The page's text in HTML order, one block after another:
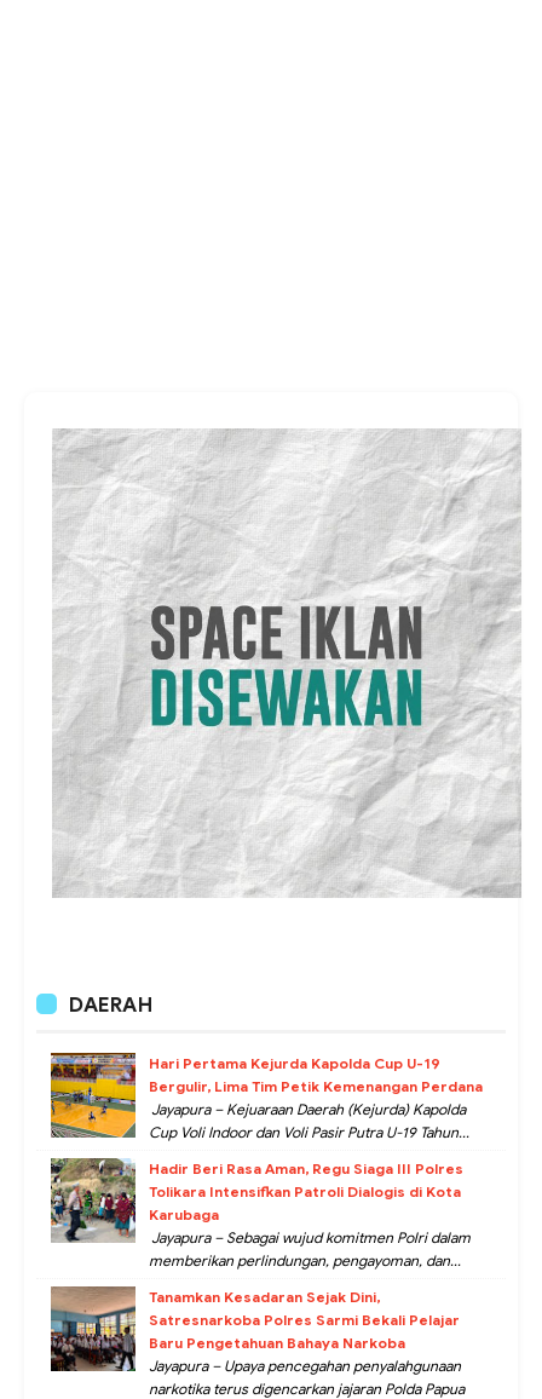
DAERAH
Hari Pertama Kejurda Kapolda Cup U-19
Bergulir, Lima Tim Petik Kemenangan Perdana
Jayapura – Kejuaraan Daerah (Kejurda) Kapolda
Cup Voli Indoor dan Voli Pasir Putra U-19 Tahun...
Hadir Beri Rasa Aman, Regu Siaga III Polres
Tolikara Intensifkan Patroli Dialogis di Kota
Karubaga
Jayapura – Sebagai wujud komitmen Polri dalam
memberikan perlindungan, pengayoman, dan...
Tanamkan Kesadaran Sejak Dini,
Satresnarkoba Polres Sarmi Bekali Pelajar
Baru Pengetahuan Bahaya Narkoba
Jayapura – Upaya pencegahan penyalahgunaan
narkotika terus digencarkan jajaran Polda Papua